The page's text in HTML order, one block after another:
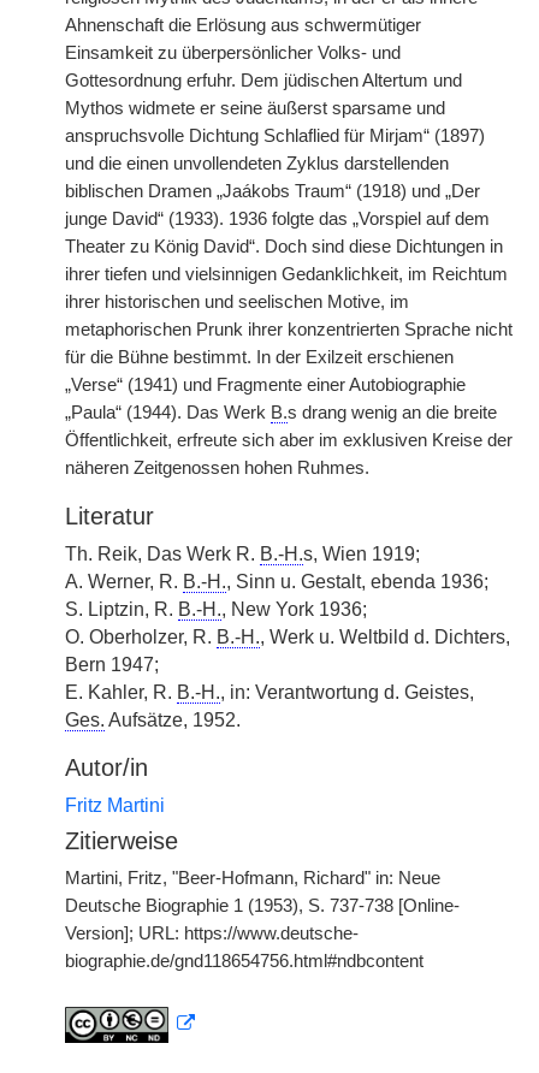
Ahnenschaft die Erlösung aus schwermütiger
Einsamkeit zu überpersönlicher Volks- und
Gottesordnung erfuhr. Dem jüdischen Altertum und
Mythos widmete er seine äußerst sparsame und
anspruchsvolle Dichtung Schlaflied für Mirjam“ (1897)
und die einen unvollendeten Zyklus darstellenden
biblischen Dramen „Jaákobs Traum“ (1918) und „Der
junge David“ (1933). 1936 folgte das „Vorspiel auf dem
Theater zu König David“. Doch sind diese Dichtungen in
ihrer tiefen und vielsinnigen Gedanklichkeit, im Reichtum
ihrer historischen und seelischen Motive, im
metaphorischen Prunk ihrer konzentrierten Sprache nicht
für die Bühne bestimmt. In der Exilzeit erschienen
„Verse“ (1941) und Fragmente einer Autobiographie
„Paula“ (1944). Das Werk B.s drang wenig an die breite
Öffentlichkeit, erfreute sich aber im exklusiven Kreise der
näheren Zeitgenossen hohen Ruhmes.
Literatur
Th. Reik, Das Werk R. B.-H.s, Wien 1919;
A. Werner, R. B.-H., Sinn u. Gestalt, ebenda 1936;
S. Liptzin, R. B.-H., New York 1936;
O. Oberholzer, R. B.-H., Werk u. Weltbild d. Dichters,
Bern 1947;
E. Kahler, R. B.-H., in: Verantwortung d. Geistes,
Ges. Aufsätze, 1952.
Autor/in
Fritz Martini
Zitierweise
Martini, Fritz, "Beer-Hofmann, Richard" in: Neue
Deutsche Biographie 1 (1953), S. 737-738 [Online-
Version]; URL: https://www.deutsche-
biographie.de/gnd118654756.html#ndbcontent